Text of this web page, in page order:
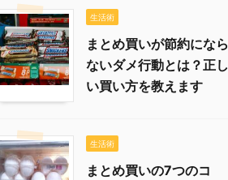
生活術
まとめ買いが節約になら
ないダメ行動とは？正し
い買い方を教えます
生活術
まとめ買いの7つのコ